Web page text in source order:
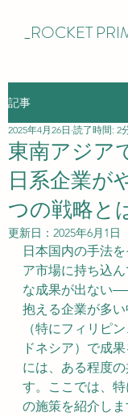
_ROCKET
記事
東南アジア
日系企業が
つの戦略と
2025年4月26日 読了時間: 2
更新日： 2025年6月1日
日本国内の手法
ア市場に持ち込
な成果が出ない
抱える企業が多
（特にフィリピ
ドネシア）で成
には、ある程度
す。ここでは、
の施策を紹介しま